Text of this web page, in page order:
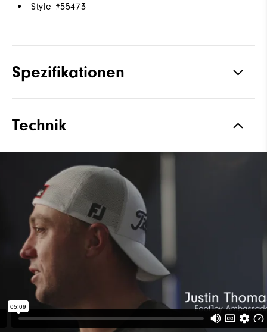
Style #55473
Spezifikationen
StratoFoam | Leicht zu
FootJoy Dir 1 Jahr Garantie
Leisten
Schnürsystem
Traktion
Spikes von Pulsar mit niedrigem
Stabilität
Dämpfung Moderate
Technik